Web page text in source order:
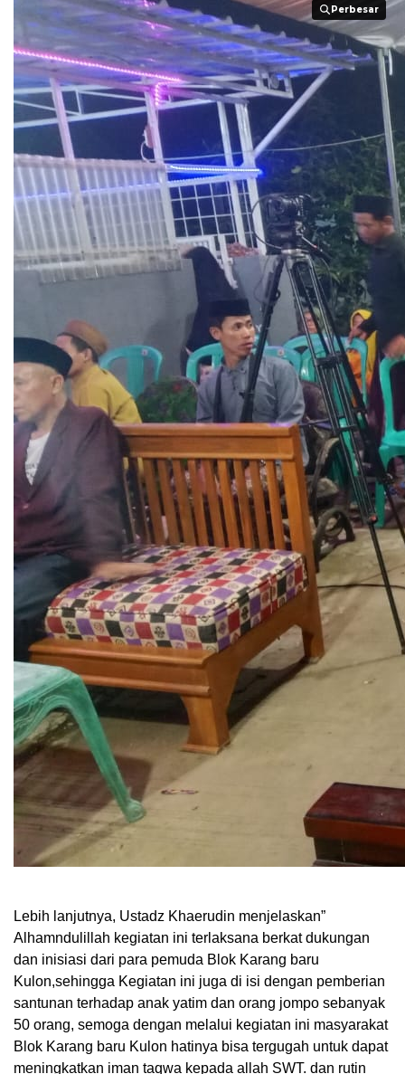
Perbesar
Perbesar
Lebih lanjutnya, Ustadz Khaerudin menjelaskan”
Alhamndulillah kegiatan ini terlaksana berkat dukungan
dan inisiasi dari para pemuda Blok Karang baru
Kulon,sehingga Kegiatan ini juga di isi dengan pemberian
santunan terhadap anak yatim dan orang jompo sebanyak
50 orang, semoga dengan melalui kegiatan ini masyarakat
Blok Karang baru Kulon hatinya bisa tergugah untuk dapat
meningkatkan iman taqwa kepada allah SWT. dan rutin